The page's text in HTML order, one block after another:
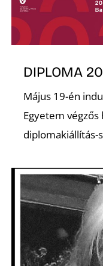
DIPLOMA
Május 19-én
Egyetem
diplomakiállítás-